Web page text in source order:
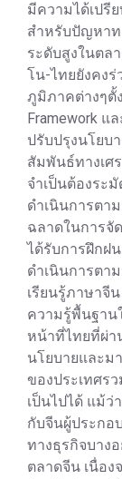
มีความได้เปรี
สำหรับปัญหาท
ระดับสูงในตล
โน-ไทยยังคง
ภูมิภาคต่างๆตั้ง
Framework แ
ปรับปรุงนโยบ
สัมพันธ์ทางเศ
จำเป็นต้องระ
ดำเนินการตา
ฉลาดในการจั
ได้รับการฝึกฝ
ดำเนินการตา
เรียนรู้ภาษาจี
ความรู้พื้นฐาน
หน้าที่ไทยที่ผ่า
นโยบายและม
ของประเทศร
เป็นไปได้ แม้
กับจีนผู้ประกอ
ทางธุรกิจบาง
ตลาดจีน เนื่อ